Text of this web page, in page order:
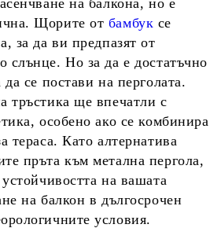
на балкона, но е
Щорите от бамбук се
за да ви предпазят от
слънце. Но за да е достатъчно
се постави на перголата.
тръстика ще впечатли с
особено ако се комбинира
тераса. Като алтернатива
пръта към метална пергола,
на вашата
на балкон в дългосрочен
условия.